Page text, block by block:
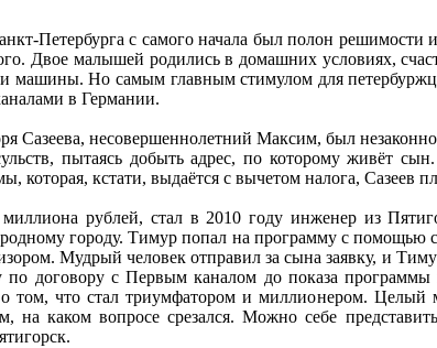
Петербурга с самого начала был полон
Двое малышей родились в домашних условиях,
машины. Но самым главным стимулом для
в Германии.
Сазеева, несовершеннолетний Максим, был
пытаясь добыть адрес, по которому живёт
которая, кстати, выдаётся с вычетом налога, Сазеев
рублей, стал в 2010 году инженер из
городу. Тимур попал на программу с помощью
Мудрый человек отправил за сына заявку, и
договору с Первым каналом до показа
том, что стал триумфатором и миллионером. Целый
на каком вопросе срезался. Можно себе